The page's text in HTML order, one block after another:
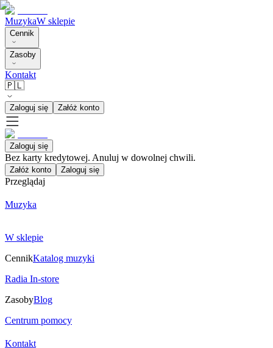
MuzykaW sklepie
Cennik
Zasoby
Kontakt
🇵🇱
Zaloguj się Załóż konto
Zaloguj się
Bez karty kredytowej. Anuluj w dowolnej chwili.
Załóż konto Zaloguj się
Przeglądaj
Muzyka
W sklepie
CennikKatalog muzyki
Radia In-store
ZasobyBlog
Centrum pomocy
Kontakt